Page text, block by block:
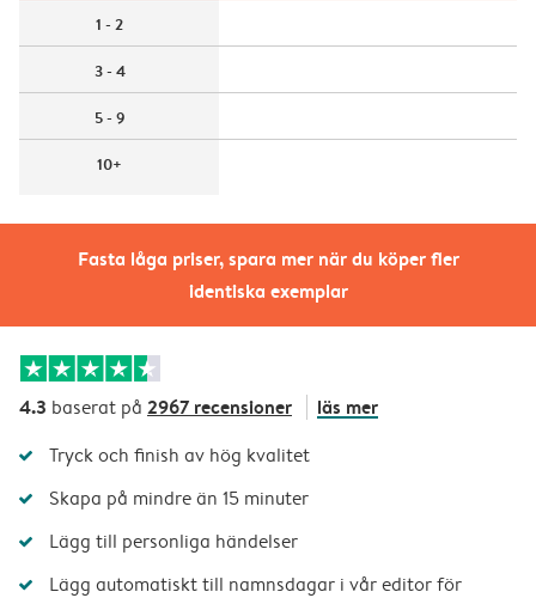
Fasta låga priser, spara mer när du köper fler
identiska exemplar
1 - 2
3 - 4
5 - 9
10+
4.3 baserat på 2967 recensioner läs mer
Tryck och finish av hög kvalitet
Skapa på mindre än 15 minuter
Lägg till personliga händelser
Lägg automatiskt till namnsdagar i vår editor för